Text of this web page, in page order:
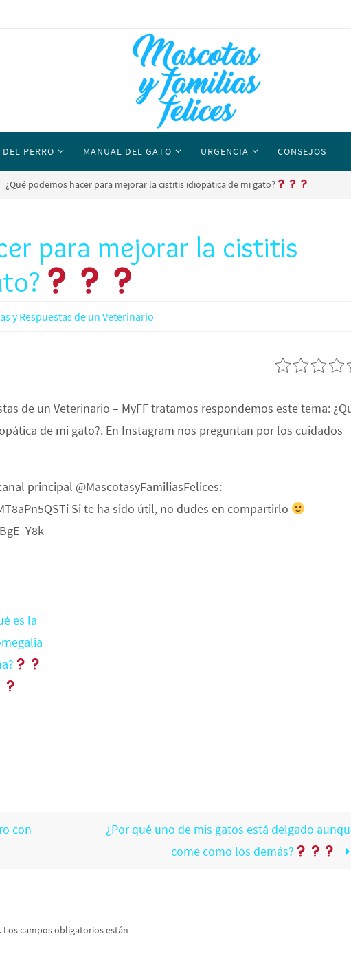
PERRO MANUAL DEL GATO URGENCIA CONSEJOS
¿Qué podemos hacer para mejorar la cistitis idiopática de mi gato?
para mejorar la cistitis
y Respuestas de un Veterinario
de un Veterinario – MyFF tratamos respondemos este tema:
de mi gato?. En Instagram nos preguntan por los cuidados
principal @MascotasyFamiliasFelices:
Si te ha sido útil, no dudes en compartirlo
es la
con
¿Por qué uno de mis gatos está delgado
come como los demás?
Los campos obligatorios están